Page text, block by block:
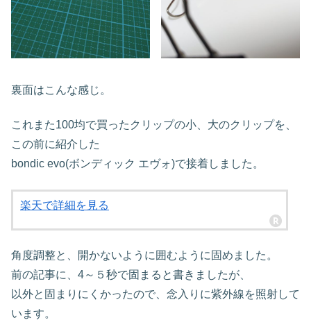
裏面はこんな感じ。
これまた100均で買ったクリップの小、大のクリップを、
この前に紹介した
bondic evo(ボンディック エヴォ)で接着しました。
楽天で詳細を見る
角度調整と、開かないように囲むように固めました。
前の記事に、4～５秒で固まると書きましたが、
以外と固まりにくかったので、念入りに紫外線を照射して
います。